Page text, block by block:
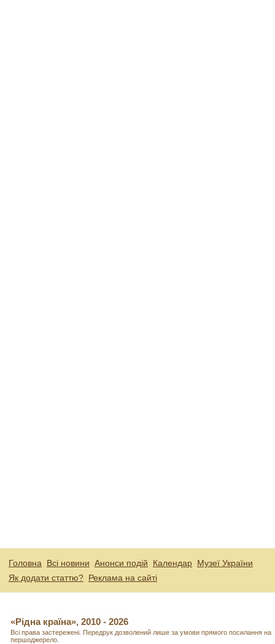
Головна Всі новини Анонси подій Календар Музеї України
Як додати статтю? Реклама на сайті
«Рідна країна», 2010 - 2026
Всі права застережені. Передрук дозволений лише за умови прямого посилання на
першоджерело.